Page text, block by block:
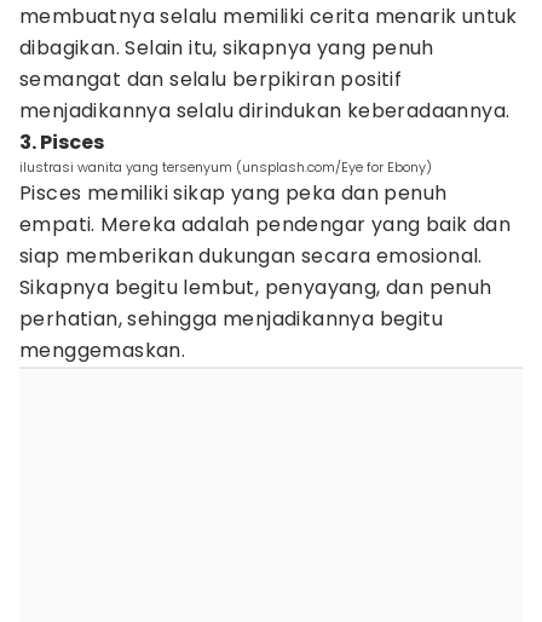
membuatnya selalu memiliki cerita menarik untuk
dibagikan. Selain itu, sikapnya yang penuh
semangat dan selalu berpikiran positif
menjadikannya selalu dirindukan keberadaannya.
3. Pisces
ilustrasi wanita yang tersenyum (unsplash.com/Eye for Ebony)
Pisces memiliki sikap yang peka dan penuh
empati. Mereka adalah pendengar yang baik dan
siap memberikan dukungan secara emosional.
Sikapnya begitu lembut, penyayang, dan penuh
perhatian, sehingga menjadikannya begitu
menggemaskan.